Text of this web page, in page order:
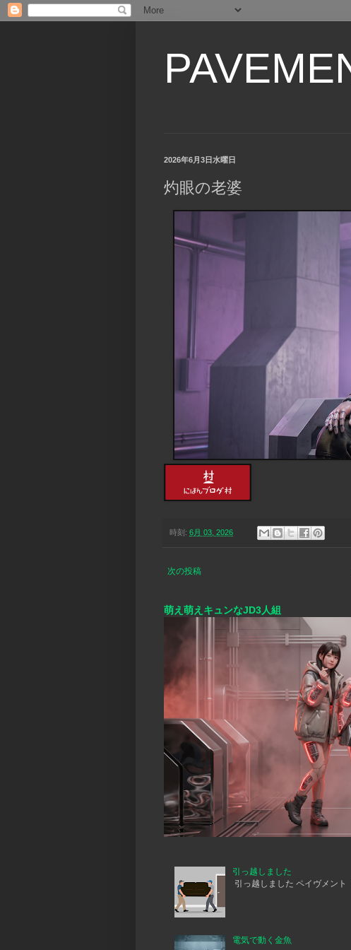
2026年6月3日水曜日
灼眼の老婆
時刻: 6月 03, 2026
次の投稿
萌え萌えキュンなJD3人組
引っ越しました
引っ越しました ペイヴメン
電気で動く金魚